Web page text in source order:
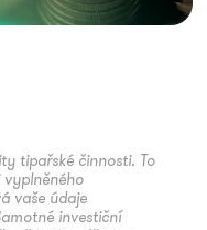
tipařské činnosti. To
vyplněného
vaše údaje
investiční